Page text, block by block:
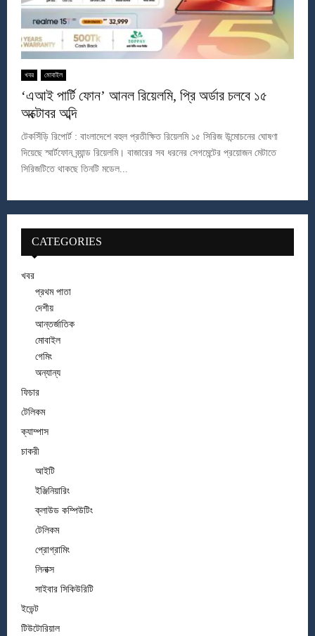
খবর মোবাইল
‘এআই পার্টি ফোন’ আনল রিয়েলমি, প্রি অর্ডার চলবে ১৫
অক্টোবর অব্দি
টেকসিঁড়ি রিপোর্ট : বাংলাদেশে বহুল প্রতীক্ষিত রিয়েলমি ১৫ সিরিজ উন্মোচনের ঘোষণা
দিয়েছে স্মার্টফোন ব্র্যান্ড রিয়েলমি। বাজারের সব ধরনের সেগমেন্টের প্রয়োজন মেটাতে
সিরিজটিতে থাকছে তিনটি মডেল...
CATEGORIES
খবর
প্রথম পাতা
দেশীয়
আন্তর্জাতিক
মোবাইল
গেমিং
অন্যান্য
ফিচার
টেলিকম
ক্যাম্পাস
চাকরী
আইটি
ইঞ্জিনিয়ারিং
ক্লাউড কম্পিউটিং
টেলিকম
প্রোগ্রামিং
লিনাক্স
সাইবার সিকিউরিটি
ইভেন্ট
টিউটোরিয়াল